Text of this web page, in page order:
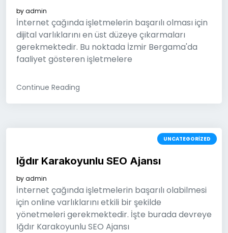
byadmin
İnternet çağında işletmelerin başarılı olması için
dijital varlıklarını en üst düzeye çıkarmaları
gerekmektedir. Bu noktada İzmir Bergama'da
faaliyet gösteren işletmelere
Continue Reading
UNCATEGORIZED
Iğdır Karakoyunlu SEO Ajansı
byadmin
İnternet çağında işletmelerin başarılı olabilmesi
için online varlıklarını etkili bir şekilde
yönetmeleri gerekmektedir. İşte burada devreye
Iğdır Karakoyunlu SEO Ajansı